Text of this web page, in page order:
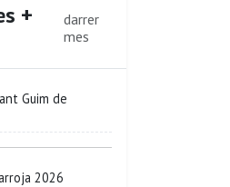
+
darrer
mes
Guim de
2026